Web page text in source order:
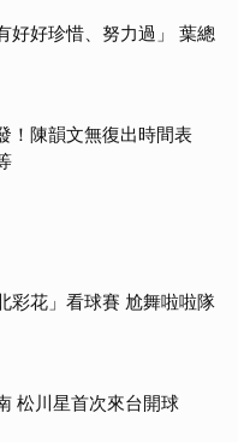
好好珍惜、努力過」 葉總
！陳韻文無復出時間表
彩花」看球賽 尬舞啦啦隊
松川星首次來台開球